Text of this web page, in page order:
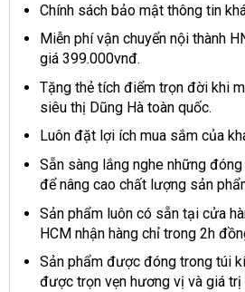
Chính sách bảo mật thông tin
Miễn phí vận chuyển nội thành
giá 399.000vnđ.
Tặng thẻ tích điểm trọn đời khi
siêu thị Dũng Hà toàn quốc.
Luôn đặt lợi ích mua sắm của
Sẵn sàng lắng nghe những
để nâng cao chất lượng sản
Sản phẩm luôn có sẵn tại cửa
HCM nhận hàng chỉ trong 2h
Sản phẩm được đóng trong túi
được trọn vẹn hương vị và giá trị